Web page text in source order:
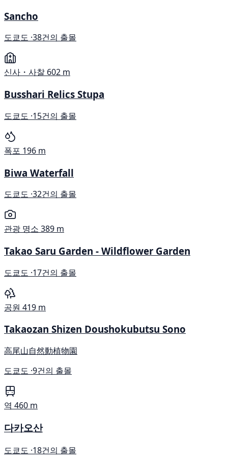
Sancho
도쿄도 ·38건의 출몰
신사・사찰 602 m
Busshari Relics Stupa
도쿄도 ·15건의 출몰
폭포 196 m
Biwa Waterfall
도쿄도 ·32건의 출몰
관광 명소 389 m
Takao Saru Garden - Wildflower Garden
도쿄도 ·17건의 출몰
공원 419 m
Takaozan Shizen Doushokubutsu Sono
高尾山自然動植物園
도쿄도 ·9건의 출몰
역 460 m
다카오산
도쿄도 ·18건의 출몰